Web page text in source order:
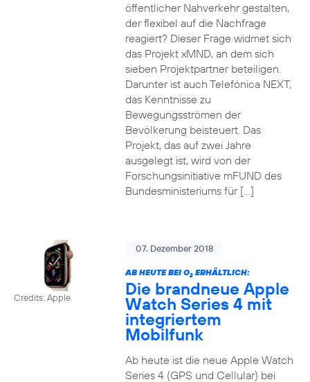
öffentlicher Nahverkehr gestalten,
der flexibel auf die Nachfrage
reagiert? Dieser Frage widmet sich
das Projekt xMND, an dem sich
sieben Projektpartner beteiligen.
Darunter ist auch Telefónica NEXT,
das Kenntnisse zu
Bewegungsströmen der
Bevölkerung beisteuert. Das
Projekt, das auf zwei Jahre
ausgelegt ist, wird von der
Forschungsinitiative mFUND des
Bundesministeriums für […]
Credits: Apple
07. Dezember 2018
AB HEUTE BEI O2ERHÄLTLICH:
Die brandneue Apple
Watch Series 4 mit
integriertem
Mobilfunk
Ab heute ist die neue Apple Watch
Series 4 (GPS und Cellular) bei